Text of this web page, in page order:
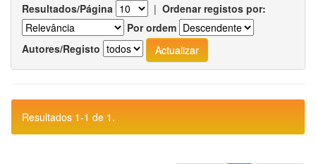
Resultados/Página | Ordenar registos por:
Por ordem
Autores/Registo
Resultados 1-1 de 1.